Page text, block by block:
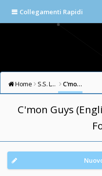
Collegamenti Rapidi
Home S.S. LAZIO FORUM C'mon Guys (English/Other Languages Forum)
C'mon Guys